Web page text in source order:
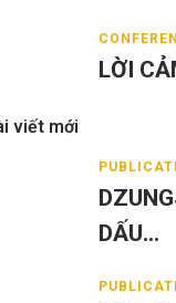
LỜI
viết mới
DẤU...